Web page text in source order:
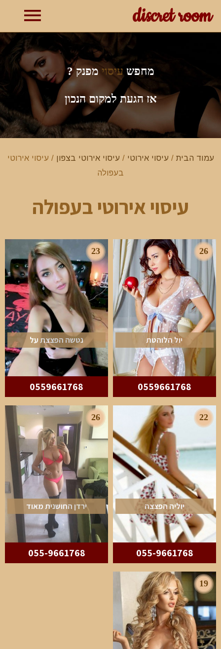
discret room
מחפש עיסוי מפנק ?
אז הגעת למקום הנכון
עמוד הבית / עיסוי אירוטי / עיסוי אירוטי בצפון / עיסוי אירוטי
בעפולה
עיסוי אירוטי בעפולה
26
יול הלוהטת
0559661768
23
נטשה הפצצת על
0559661768
22
יוליה הפצצה
055-9661768
26
ירדן החושנית מאוד
055-9661768
19